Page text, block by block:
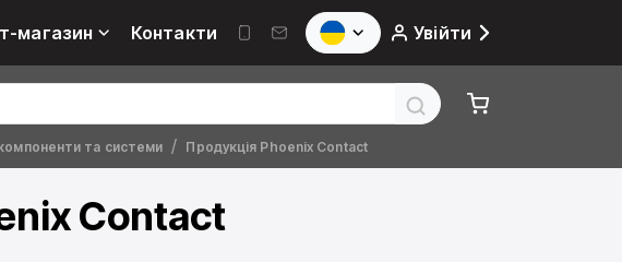
магазин Контакти Увійти
та системи Продукція Phoenix Contact
Contact